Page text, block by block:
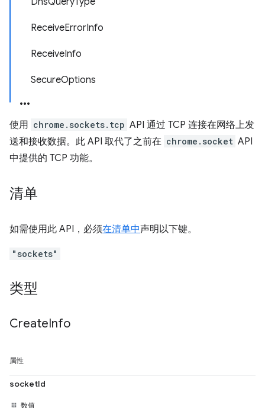
ReceiveErrorInfo
ReceiveInfo
SecureOptions
使用 chrome.sockets.tcp API 通过 TCP 连接在网络上发
送和接收数据。此 API 取代了之前在 chrome.socket API
中提供的 TCP 功能。
清单
如需使用此 API，必须在清单中声明以下键。
"sockets"
类型
CreateInfo
属性
socketId
数值